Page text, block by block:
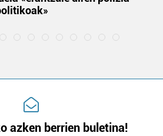
azken berrien buletina!